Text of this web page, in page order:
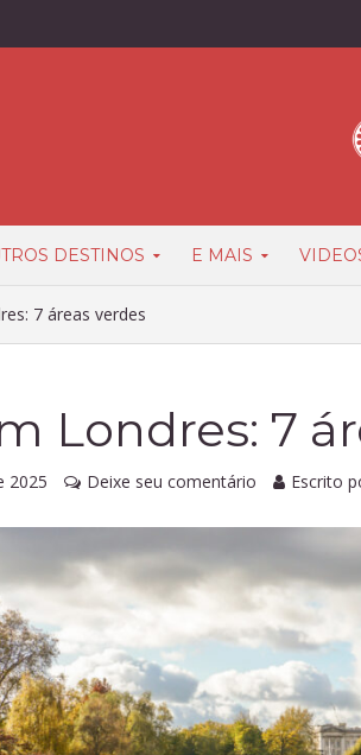
DESTINOS E MAIS
7 áreas verdes
Londres: 7
2025 Deixe seu comentário Escrito